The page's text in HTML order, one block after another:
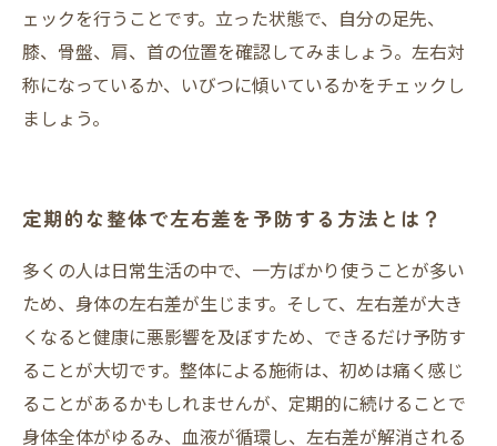
ェックを行うことです。立った状態で、自分の足先、
膝、骨盤、肩、首の位置を確認してみましょう。左右対
称になっているか、いびつに傾いているかをチェックし
ましょう。
定期的な整体で左右差を予防する方法とは？
多くの人は日常生活の中で、一方ばかり使うことが多い
ため、身体の左右差が生じます。そして、左右差が大き
くなると健康に悪影響を及ぼすため、できるだけ予防す
ることが大切です。整体による施術は、初めは痛く感じ
ることがあるかもしれませんが、定期的に続けることで
身体全体がゆるみ、血液が循環し、左右差が解消される